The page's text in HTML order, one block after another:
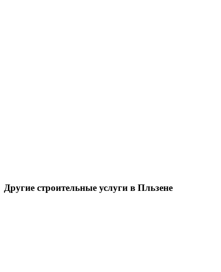
Другие строительные услуги в Пльзене